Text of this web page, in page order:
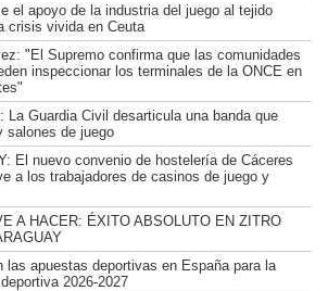
el apoyo de la industria del juego al tejido
crisis vivida en Ceuta
"El Supremo confirma que las comunidades
inspeccionar los terminales de la ONCE en
La Guardia Civil desarticula una banda que
salones de juego
El nuevo convenio de hostelería de Cáceres
a los trabajadores de casinos de juego y
A HACER: ÉXITO ABSOLUTO EN ZITRO
las apuestas deportivas en España para la
2026-2027